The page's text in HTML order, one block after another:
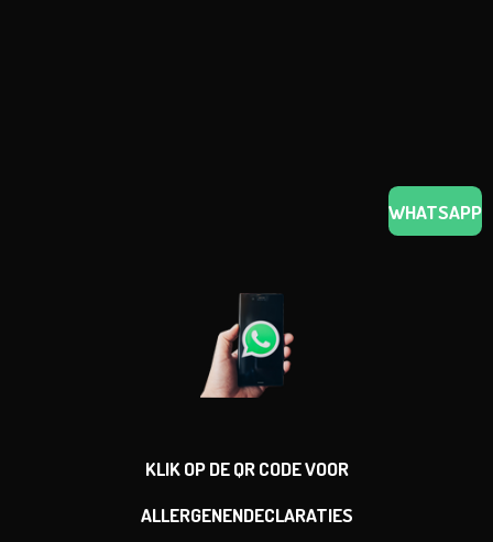
WHATSAPP
KLIK OP DE QR CODE VOOR
ALLERGENENDECLARATIES